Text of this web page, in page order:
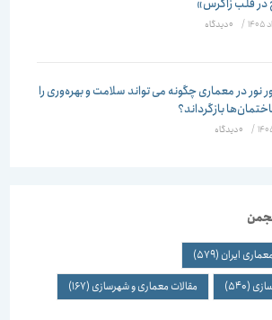
قلب زاگرس»
/ ۰ دیدگاه
در معماری چگونه می تواند سلامت و بهره‌وری را
بازگرداند؟
/ ۰ دیدگاه
ایران(579)
(540) مقالات معماری و شهرسازی(167)